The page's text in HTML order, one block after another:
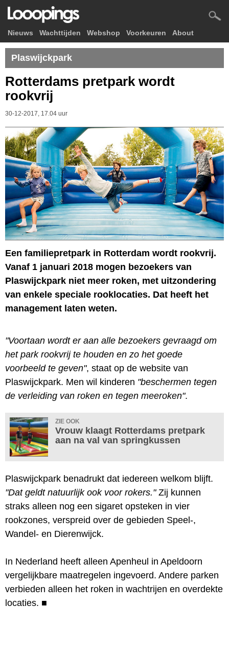
Nieuws Wachttijden Webshop Voorkeuren About
Plaswijckpark
Rotterdams pretpark wordt
rookvrij
30-12-2017, 17.04 uur
Een familiepretpark in Rotterdam wordt rookvrij.
Vanaf 1 januari 2018 mogen bezoekers van
Plaswijckpark niet meer roken, met uitzondering
van enkele speciale rooklocaties. Dat heeft het
management laten weten.
"Voortaan wordt er aan alle bezoekers gevraagd om
het park rookvrij te houden en zo het goede
voorbeeld te geven", staat op de website van
Plaswijckpark. Men wil kinderen "beschermen tegen
de verleiding van roken en tegen meeroken".
ZIE OOK
Vrouw klaagt Rotterdams pretpark
aan na val van springkussen
Plaswijckpark benadrukt dat iedereen welkom blijft.
"Dat geldt natuurlijk ook voor rokers."Zij kunnen
straks alleen nog een sigaret opsteken in vier
rookzones, verspreid over de gebieden Speel-,
Wandel- en Dierenwijck.
In Nederland heeft alleen Apenheul in Apeldoorn
vergelijkbare maatregelen ingevoerd. Andere parken
verbieden alleen het roken in wachtrijen en overdekte
locaties. ■